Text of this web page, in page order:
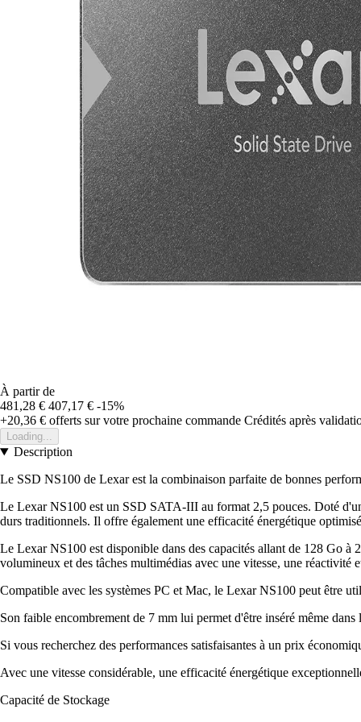
À partir de
481,28 € 407,17 € -15%
+20,36 € offerts sur votre prochaine commande Crédités après
Loading...
Description
Le SSD NS100 de Lexar est la combinaison parfaite de bonnes
Le Lexar NS100 est un SSD SATA-III au format 2,5 pouces. Doté
durs traditionnels. Il offre également une efficacité énergétique
Le Lexar NS100 est disponible dans des capacités allant de 128 Go à
volumineux et des tâches multimédias avec une vitesse, une
Compatible avec les systèmes PC et Mac, le Lexar NS100 peut être
Son faible encombrement de 7 mm lui permet d'être inséré même
Si vous recherchez des performances satisfaisantes à un prix
Avec une vitesse considérable, une efficacité énergétique
Capacité de Stockage